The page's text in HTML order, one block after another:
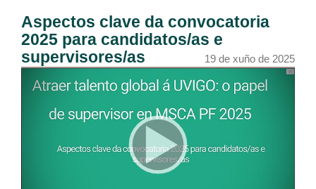
Aspectos clave da convocatoria
2025 para candidatos/as e
supervisores/as
19 de xuño de 2025